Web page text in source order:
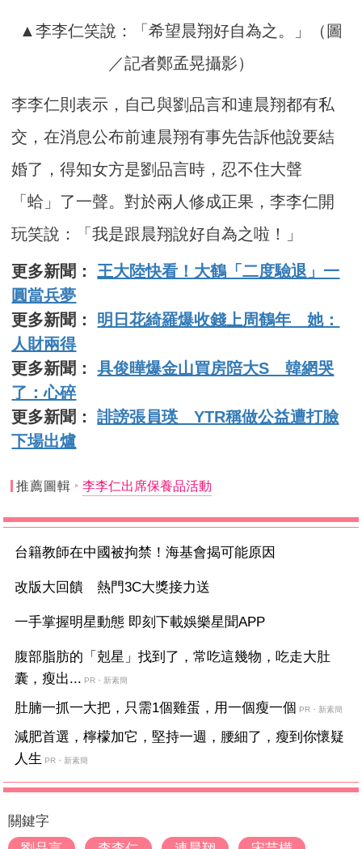
▲李李仁笑說：「希望晨翔好自為之。」（圖
／記者鄭孟晃攝影）
李李仁則表示，自己與劉品言和連晨翔都有私
交，在消息公布前連晨翔有事先告訴他說要結
婚了，得知女方是劉品言時，忍不住大聲
「蛤」了一聲。對於兩人修成正果，李李仁開
玩笑說：「我是跟晨翔說好自為之啦！」
更多新聞： 王大陸快看！大鶴「二度驗退」一
圓當兵夢
更多新聞： 明日花綺羅爆收錢上周鶴年 她：
人財兩得
更多新聞：具俊曄爆金山買房陪大S 韓網哭
了：心碎
更多新聞：誹謗張員瑛 YTR稱做公益遭打臉
下場出爐
推薦圖輯 李李仁出席保養品活動
台籍教師在中國被拘禁！海基會揭可能原因
改版大回饋 熱門3C大獎接力送
一手掌握明星動態 即刻下載娛樂星聞APP
腹部脂肪的「剋星」找到了，常吃這幾物，吃走大肚
囊，瘦出... PR・新素簡
肚腩一抓一大把，只需1個雞蛋，用一個瘦一個 PR・新素簡
減肥首選，檸檬加它，堅持一週，腰細了，瘦到你懷疑
人生 PR・新素簡
關鍵字